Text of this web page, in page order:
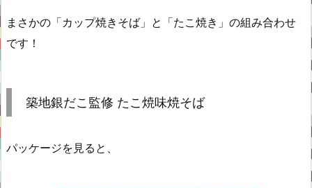
まさかの「カップ焼きそば」と「たこ焼き」の組み合わせ
です！
築地銀だこ監修 たこ焼味焼そば
パッケージを見ると、